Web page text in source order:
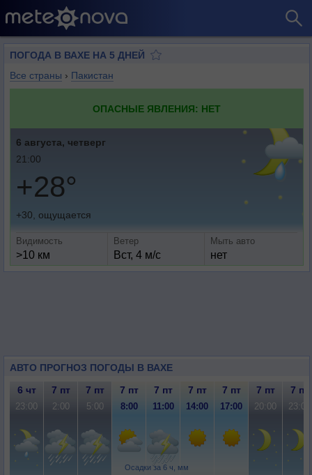
ПОГОДА В ВАХЕ НА 5 ДНЕЙ
Все страны › Пакистан
ОПАСНЫЕ ЯВЛЕНИЯ: НЕТ
6 августа, четверг
21:00
+28°
+30, ощущается
Видимость
>10 км
Ветер
Вст, 4 м/с
Мыть авто
нет
АВТО ПРОГНОЗ ПОГОДЫ В ВАХЕ
Осадки за 6 ч, мм
6 чт 7 пт 7 пт 7 пт 7 пт 7 пт 7 пт 7 пт 7 пт
23:00 2:00 5:00 8:00 11:00 14:00 17:00 20:00 23:00